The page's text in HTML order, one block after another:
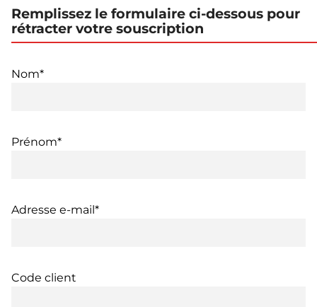
Remplissez le formulaire ci-dessous pour
rétracter votre souscription
Nom*
Prénom*
Adresse e-mail*
Code client